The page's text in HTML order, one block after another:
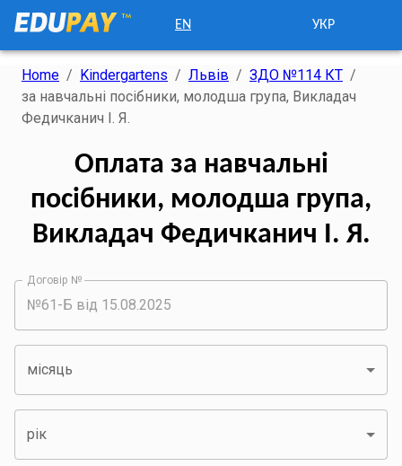
EN УКР
Home / Kindergartens / Львів / ЗДО №114 КТ /
за навчальні посібники, молодша група, Викладач
Федичканич І. Я.
Оплата за навчальні
посібники, молодша група,
Викладач Федичканич І. Я.
Договір №
місяць
рік